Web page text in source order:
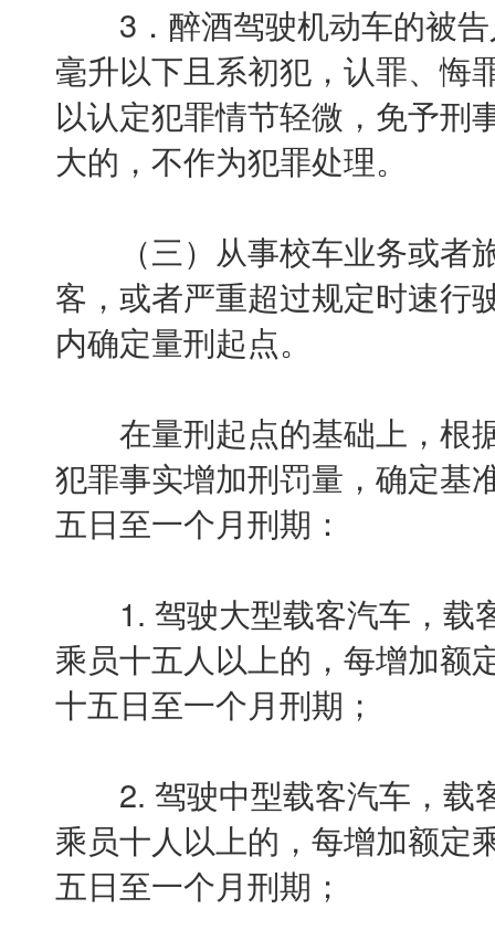
3．醉酒驾驶机动车的被告
毫升以下且系初犯，认罪、悔
以认定犯罪情节轻微，免予刑
大的，不作为犯罪处理。
（三）从事校车业务或者
客，或者严重超过规定时速行
内确定量刑起点。
在量刑起点的基础上，根
犯罪事实增加刑罚量，确定基
五日至一个月刑期：
1. 驾驶大型载客汽车，载
乘员十五人以上的，每增加额
十五日至一个月刑期；
2. 驾驶中型载客汽车，载
乘员十人以上的，每增加额定
五日至一个月刑期；